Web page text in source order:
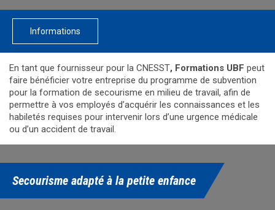
Informations
En tant que fournisseur pour la CNESST, Formations UBF peut
faire bénéficier votre entreprise du programme de subvention
pour la formation de secourisme en milieu de travail, afin de
permettre à vos employés d’acquérir les connaissances et les
habiletés requises pour intervenir lors d’une urgence médicale
ou d’un accident de travail.
Secourisme adapté à la petite enfance